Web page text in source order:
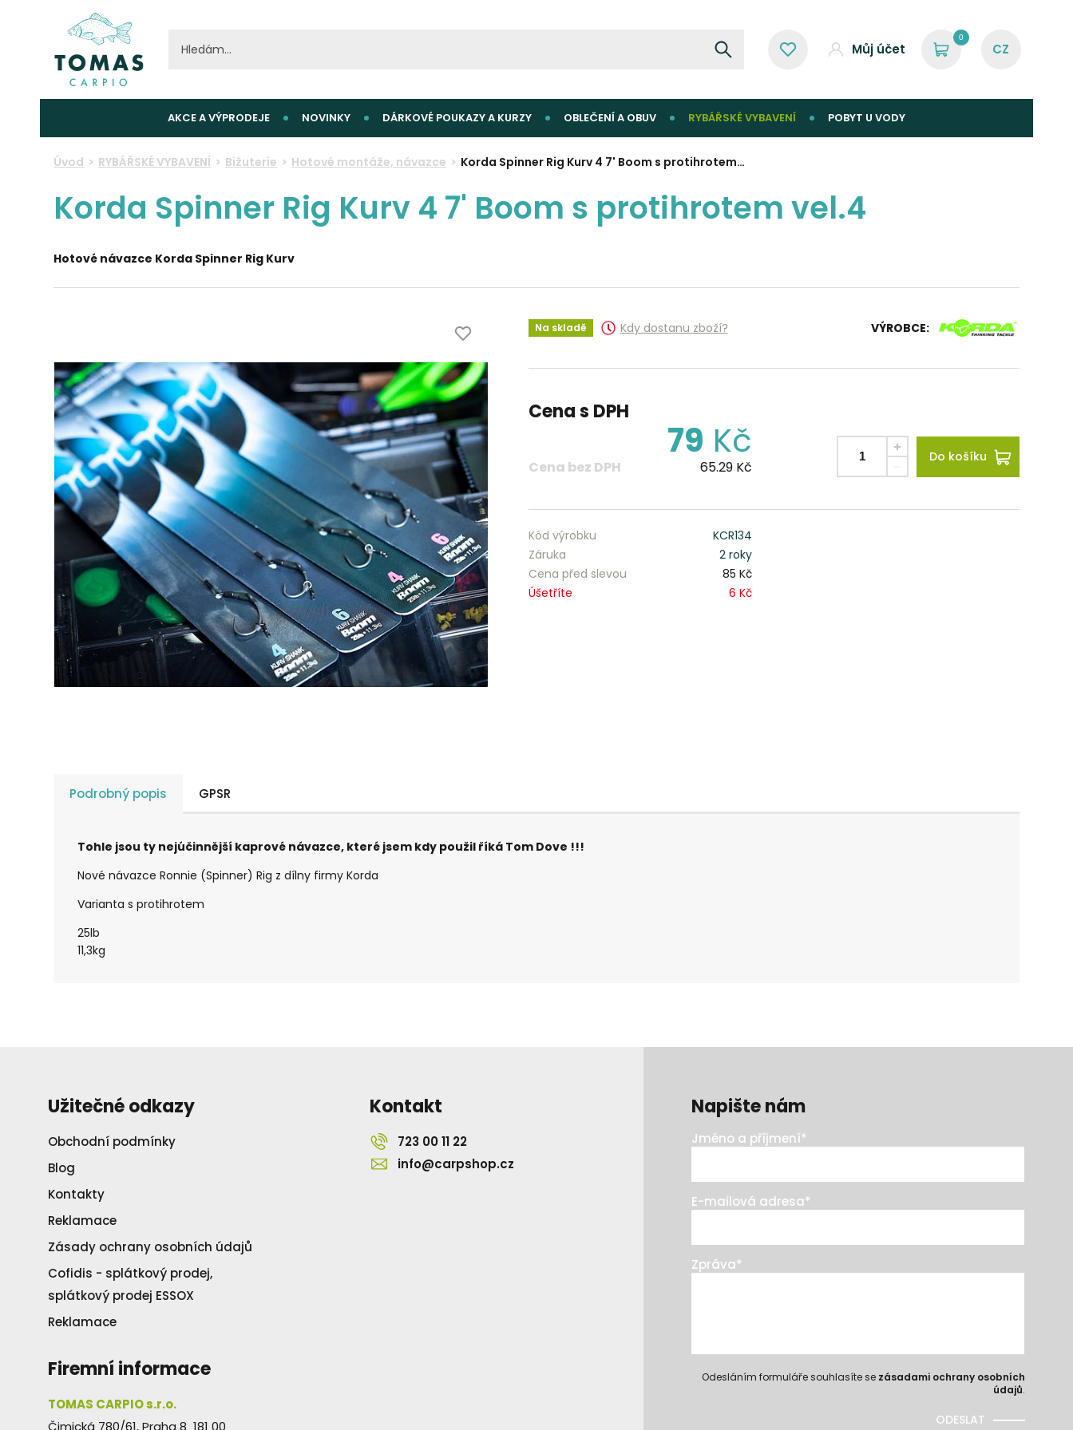
Můj účet
0
AKCE A VÝPRODEJE NOVINKY DÁRKOVÉ POUKAZY A KURZY OBLEČENÍ A OBUV RYBÁŘSKÉ VYBAVENÍ POBYT U VODY
Úvod RYBÁŘSKÉ VYBAVENÍ Bižuterie Hotové montáže, návazce Korda Spinner Rig Kurv 4 7' Boom s protihrotem…
Korda Spinner Rig Kurv 4 7' Boom s protihrotem vel.4
Hotové návazce Korda Spinner Rig Kurv
Na skladě Kdy dostanu zboží? VÝROBCE:
Cena s DPH
79 Kč
Cena bez DPH 65.29Kč
Do košíku
Kód výrobku
KCR134
Záruka
2 roky
Cena před slevou
85 Kč
Úšetříte
6 Kč
Podrobný popis GPSR
Tohle jsou ty nejúčinnější kaprové návazce, které jsem kdy použil říká Tom Dove !!!
Nové návazce Ronnie (Spinner) Rig z dílny firmy Korda
Varianta s protihrotem
25lb
11,3kg
Užitečné odkazy
Obchodní podmínky
Blog
Kontakty
Reklamace
Zásady ochrany osobních údajů
Cofidis - splátkový prodej,
splátkový prodej ESSOX
Reklamace
Firemní informace
TOMAS CARPIO s.r.o.
Kontakt
723 00 11 22
info@carpshop.cz
Napište nám
Jméno a příjmení*
E-mailová adresa*
Zpráva*
Odesláním formuláře souhlasíte se zásadami ochrany osobních
údajů.
ODESLAT